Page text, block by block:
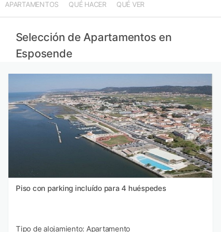
APARTAMENTOS QUÉ HACER QUÉ VER
Selección de Apartamentos en
Esposende
Piso con parking incluído para 4 huéspedes
Tipo de alojamiento: Apartamento